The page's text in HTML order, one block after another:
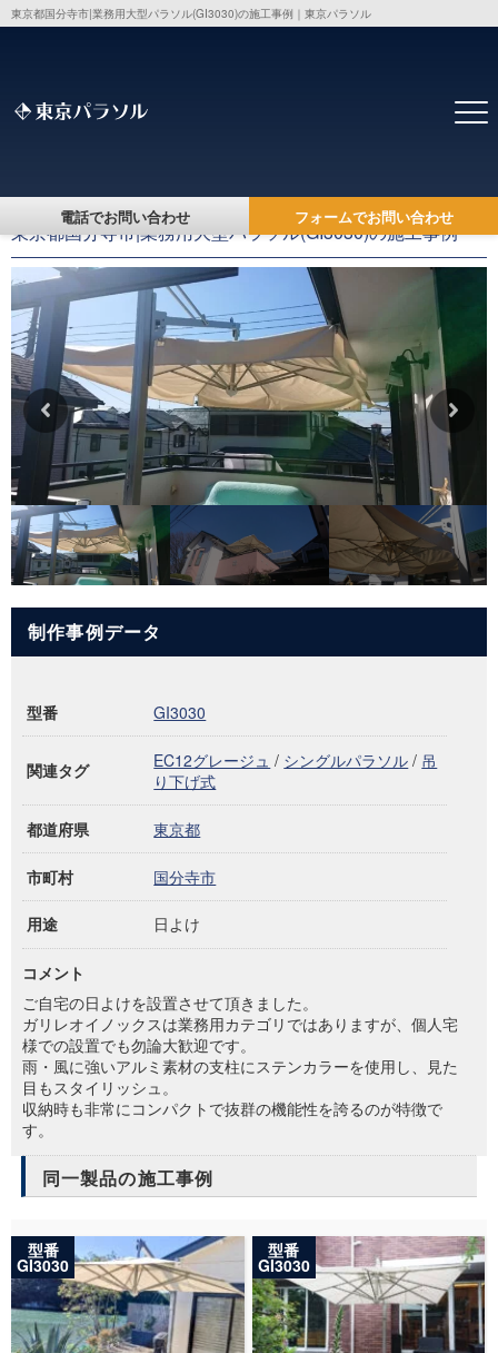
東京都国分寺市|業務用大型パラソル(GI3030)の施工事例｜東京パラソル
電話でお問い合わせ フォームでお問い合わせ
東京都国分寺市|業務用大型パラソル(GI3030)の施工事例
制作事例データ
型番 GI3030
関連タグ EC12グレージュ / シングルパラソル / 吊
り下げ式
都道府県 東京都
市町村 国分寺市
用途 日よけ
コメント
ご自宅の日よけを設置させて頂きました。
ガリレオイノックスは業務用カテゴリではありますが、個人宅
様での設置でも勿論大歓迎です。
雨・風に強いアルミ素材の支柱にステンカラーを使用し、見た
目もスタイリッシュ。
収納時も非常にコンパクトで抜群の機能性を誇るのが特徴で
す。
同一製品の施工事例
型番
GI3030
型番
GI3030